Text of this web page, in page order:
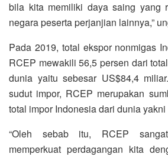
bila kita memiliki daya saing yang
negara peserta perjanjian lainnya,”
Pada 2019, total ekspor nonmigas
RCEP mewakili 56,5 persen dari
dunia yaitu sebesar US$84,4
sudut impor, RCEP merupakan
total impor Indonesia dari dunia
“Oleh sebab itu, RCEP
memperkuat perdagangan kita